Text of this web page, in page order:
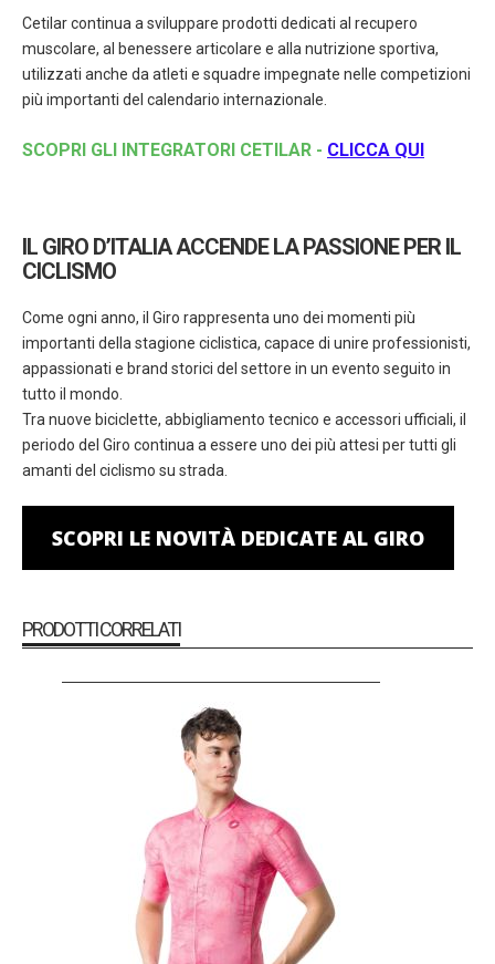
Cetilar continua a sviluppare prodotti dedicati al recupero
muscolare, al benessere articolare e alla nutrizione sportiva,
utilizzati anche da atleti e squadre impegnate nelle competizioni
più importanti del calendario internazionale.
SCOPRI GLI INTEGRATORI CETILAR - CLICCA QUI
IL GIRO D’ITALIA ACCENDE LA PASSIONE PER IL
CICLISMO
Come ogni anno, il Giro rappresenta uno dei momenti più
importanti della stagione ciclistica, capace di unire professionisti,
appassionati e brand storici del settore in un evento seguito in
tutto il mondo.
Tra nuove biciclette, abbigliamento tecnico e accessori ufficiali, il
periodo del Giro continua a essere uno dei più attesi per tutti gli
amanti del ciclismo su strada.
SCOPRI LE NOVITÀ DEDICATE AL GIRO
PRODOTTI CORRELATI